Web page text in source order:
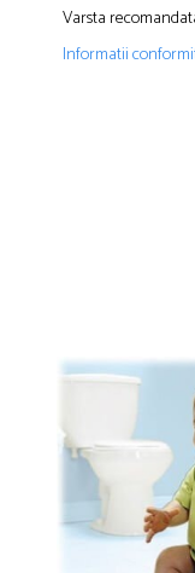
Varsta
Informatii